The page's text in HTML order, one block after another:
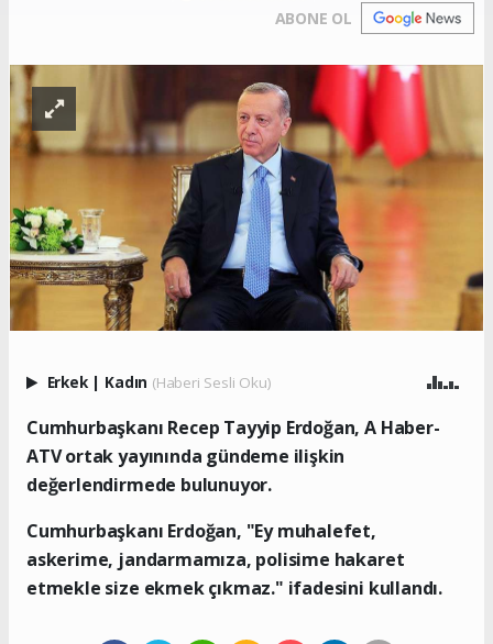
ABONE OL
Erkek | Kadın (Haberi Sesli Oku)
Cumhurbaşkanı Recep Tayyip Erdoğan, A Haber-
ATV ortak yayınında gündeme ilişkin
değerlendirmede bulunuyor.
Cumhurbaşkanı Erdoğan, "Ey muhalefet,
askerime, jandarmamıza, polisime hakaret
etmekle size ekmek çıkmaz." ifadesini kullandı.